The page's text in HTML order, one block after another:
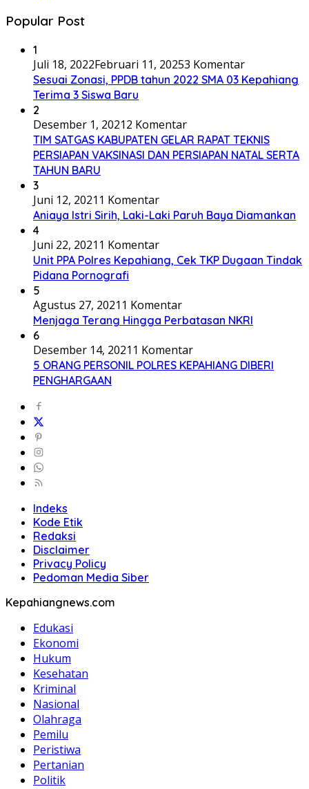
Popular Post
1
Juli 18, 2022Februari 11, 20253 Komentar
Sesuai Zonasi, PPDB tahun 2022 SMA 03 Kepahiang
Terima 3 Siswa Baru
2
Desember 1, 20212 Komentar
TIM SATGAS KABUPATEN GELAR RAPAT TEKNIS
PERSIAPAN VAKSINASI DAN PERSIAPAN NATAL SERTA
TAHUN BARU
3
Juni 12, 2021 1 Komentar
Aniaya Istri Sirih, Laki-Laki Paruh Baya Diamankan
4
Juni 22, 2021 1 Komentar
Unit PPA Polres Kepahiang, Cek TKP Dugaan Tindak
Pidana Pornografi
5
Agustus 27, 2021 1 Komentar
Menjaga Terang Hingga Perbatasan NKRI
6
Desember 14, 2021 1 Komentar
5 ORANG PERSONIL POLRES KEPAHIANG DIBERI
PENGHARGAAN
Indeks
Kode Etik
Redaksi
Disclaimer
Privacy Policy
Pedoman Media Siber
Kepahiangnews.com
Edukasi
Ekonomi
Hukum
Kesehatan
Kriminal
Nasional
Olahraga
Pemilu
Peristiwa
Pertanian
Politik